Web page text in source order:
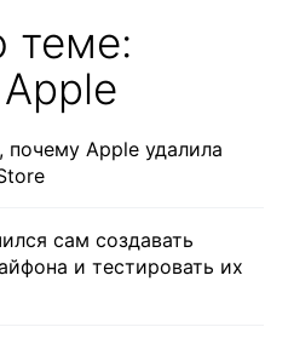
теме:
Apple удалила
сам создавать
и тестировать их